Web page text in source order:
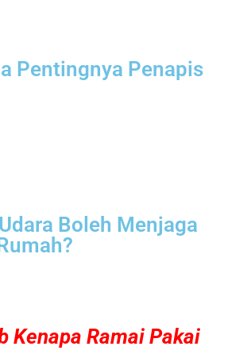
Pentingnya Penapis
Boleh Menjaga
Kenapa Ramai Pakai